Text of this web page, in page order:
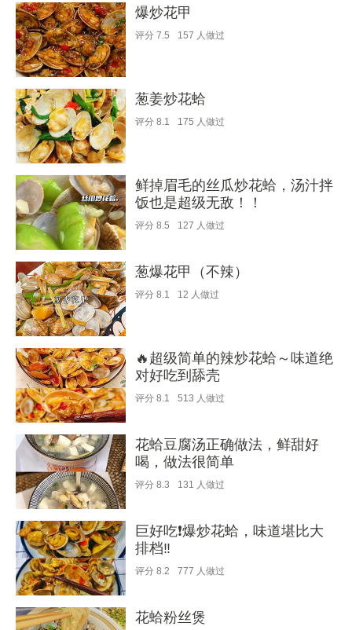
爆炒花甲
评分 7.5 157 人做过
葱姜炒花蛤
评分 8.1 175 人做过
鲜掉眉毛的丝瓜炒花蛤，汤汁拌
饭也是超级无敌！！
评分 8.5 127 人做过
葱爆花甲（不辣）
评分 8.1 12 人做过
🔥超级简单的辣炒花蛤～味道绝
对好吃到舔壳
评分 8.1 513 人做过
花蛤豆腐汤正确做法，鲜甜好
喝，做法很简单
评分 8.3 131 人做过
巨好吃❗爆炒花蛤，味道堪比大
排档‼️
评分 8.2 777 人做过
花蛤粉丝煲